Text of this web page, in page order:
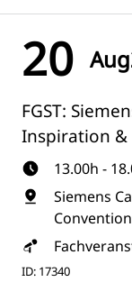
20 Aug
FGST:
Inspiration &
13.00h -
Siemens
ID: 17340